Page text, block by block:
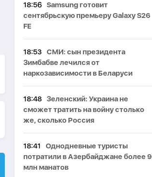
18:56 Samsung готовит
сентябрьскую премьеру Galaxy S26
FE
18:53 СМИ: сын президента
Зимбабве лечился от
наркозависимости в Беларуси
18:48 Зеленский: Украина не
сможет тратить на войну столько
же, сколько Россия
18:41
Однодневные туристы
потратили в Азербайджане более 9
млн манатов